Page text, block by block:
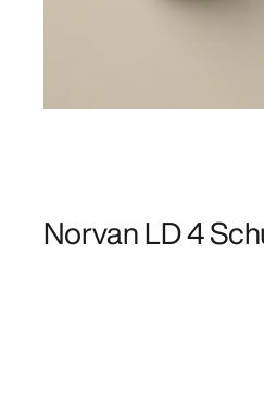
Norvan LD 4